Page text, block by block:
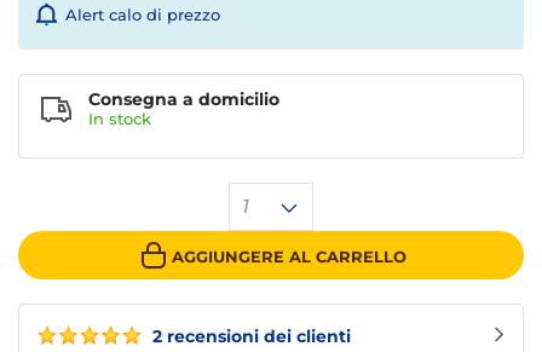
2 recensioni dei clienti
Alert calo di prezzo
1
AGGIUNGERE AL CARRELLO
Consegna a domicilio
In stock